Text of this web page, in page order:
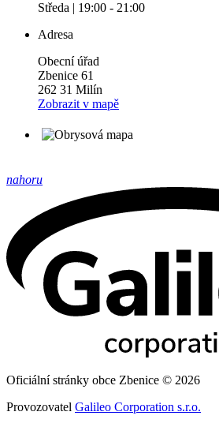
Středa | 19:00 - 21:00
Adresa
Obecní úřad
Zbenice 61
262 31 Milín
Zobrazit v mapě
nahoru
Oficiální stránky obce Zbenice © 2026
Provozovatel Galileo Corporation s.r.o.